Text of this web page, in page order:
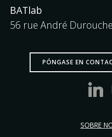
BATlab
56 rue André
PÓNGASE EN
SOBRE